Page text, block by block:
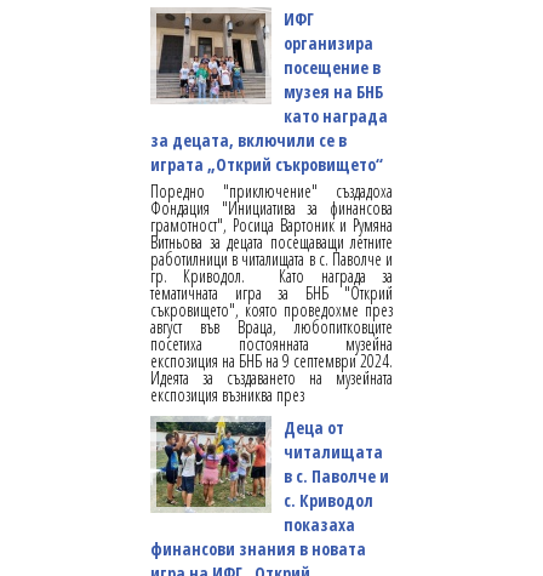
ИФГ
организира
посещение в
музея на БНБ
като награда
за децата, включили се в
играта „Открий съкровището“
Поредно "приключение" създадоха
Фондация "Инициатива за финансова
грамотност", Росица Вартоник и Румяна
Витньова за децата посещаващи летните
работилници в читалищата в с. Паволче и
гр. Криводол. Като награда за
тематичната игра за БНБ "Открий
съкровището", която проведохме през
август във Враца, любопитковците
посетиха постоянната музейна
експозиция на БНБ на 9 септември 2024.
Идеята за създаването на музейната
експозиция възниква през
Деца от
читалищата
в с. Паволче и
с. Криводол
показаха
финансови знания в новата